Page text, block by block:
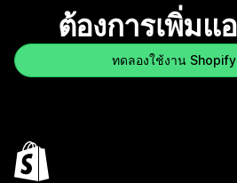
ต้องการเพิ่มแ
ทดลองใช้งาน